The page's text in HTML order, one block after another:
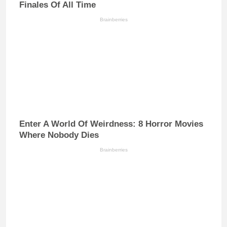
Finales Of All Time
Brainberries
Enter A World Of Weirdness: 8 Horror Movies
Where Nobody Dies
Brainberries